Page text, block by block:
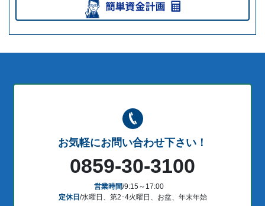
お気軽にお問い合わせ下さい！
0859-30-3100
営業時間/9:15～17:00
定休日 /水曜日、第2･4火曜日、お盆、年末年始